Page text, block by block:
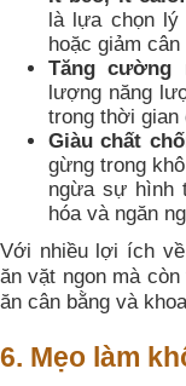
là lựa chọn lý
hoặc giảm
Tăng cường
lượng năng
trong thời gian
Giàu chất
gừng trong
ngừa sự hình
hóa và ngăn
Với nhiều lợi ích
ăn vặt ngon mà
ăn cân bằng và
6. Mẹo làm